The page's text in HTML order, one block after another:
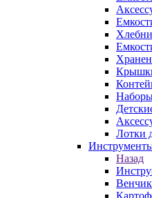
Лотки
Назад